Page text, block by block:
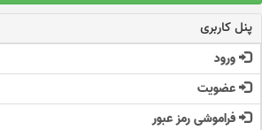
پنل کاربری
ورود
عضویت
فراموشی رمز عبور